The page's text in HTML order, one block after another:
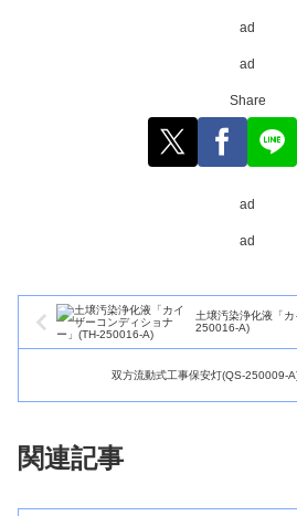
ad
ad
Share
ad
ad
土壌汚染浄化液「
250016-A)
双方流動式工事保安灯(QS-250009-
関連記事